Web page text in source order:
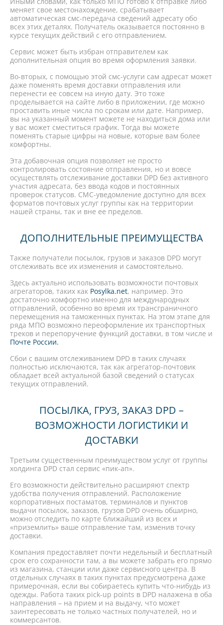
меняет свое местонахождение, срабатывает
автоматическая смс-передача сведений адресату обо
всех этих деталях. Получатель оказывается постоянно в
курсе текущих действий с его отправлением.
Сервис может быть избран отправителем как
дополнительная опция во время оформления заявки.
Во-вторых, с помощью этой смс-услуги сам адресат может
даже поменять время доставки отправления или
перенести ее совсем на иную дату. Это тоже
проделывается на сайте либо в приложении, где можно
проставить иные числа по срокам или дате. Например,
вы на указанный момент можете не находиться дома или
у вас может сместиться график. Тогда вы можете
поменять старые цифры на новые, которые вам более
комфортны.
Эта добавочная опция позволяет не просто
контролировать состояние отправления, но и вовсе
осуществлять отслеживание доставки DPD без активного
участия адресата, без ввода кодов и постоянных
проверок статусов. СМС-уведомление доступно для всех
форматов почтовых услуг группы как на территории
нашей страны, так и вне ее пределов.
ДОПОЛНИТЕЛЬНЫЕ ПРЕИМУЩЕСТВА
Также получатели посылок, грузов и заказов DPD могут
отслеживать все их изменения и самостоятельно.
Здесь актуально использовать возможности почтовых
агрегаторов, таких как Posylka.net, например. Это
достаточно комфортно именно для международных
отправлений, особенно во время их трансграничного
перемещения на таможенных пунктах. На этом этапе для
ряда МПО возможно переоформление их транспортных
треков и перепоручение функций доставки, в том числе и
Почте России.
Сбои с вашим отслеживанием DPD в таких случаях
полностью исключаются, так как агрегатор-почтовик
обладает всей актуальной базой сведений о статусах
текущих отправлений.
ПОСЫЛКА, ГРУЗ, ЗАКАЗ DPD –
ВОЗМОЖНОСТИ ЛОГИСТИКИ И
ДОСТАВКИ
Третьим существенным преимуществом услуг от группы
холдинга DPD стал сервис «пик-ап».
Его возможности действительно расширяют спектр
удобства получения отправлений. Расположение
корпоративных постаматов, терминалов и пунктов
выдачи посылок, заказов, грузов DPD очень обширно,
можно отследить по карте ближайший из всех и
«приземлить» ваше отправление там, изменив точку
доставки.
Компания предоставляет почти недельный и бесплатный
срок его сохранности там, а вы можете забрать его прямо
из магазина, станции или даже сервисного центра. В
отдельных случаях в таких пунктах предусмотрена даже
примерочная, если вы собираетесь купить что-нибудь из
одежды. Работа таких pick-up points в DPD налажена в оба
направления – на прием и на выдачу, что может
заинтересовать не только частных получателей, но и
коммерсантов.